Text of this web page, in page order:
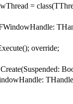
=
override;